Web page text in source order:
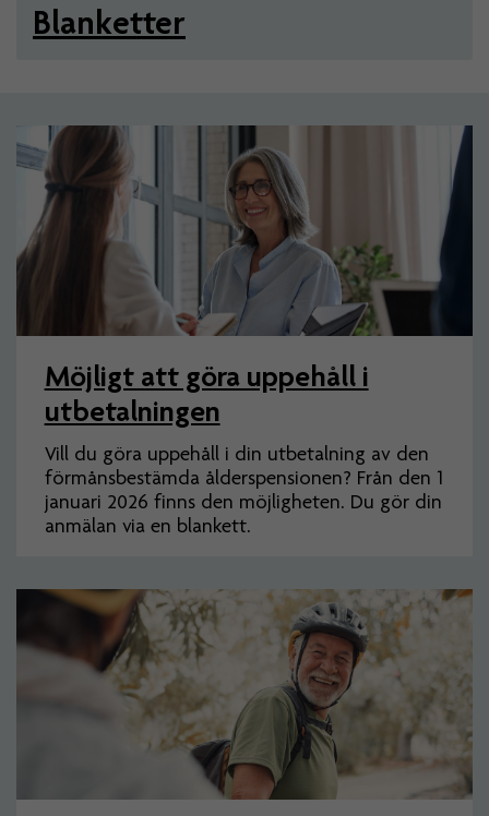
Blanketter
Artiklar
Möjligt att göra uppehåll i
utbetalningen
Vill du göra uppehåll i din utbetalning av den
förmånsbestämda ålderspensionen? Från den 1
januari 2026 finns den möjligheten. Du gör din
anmälan via en blankett.